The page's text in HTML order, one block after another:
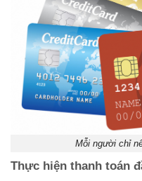
Mỗi người chỉ
Thực hiện thanh toán